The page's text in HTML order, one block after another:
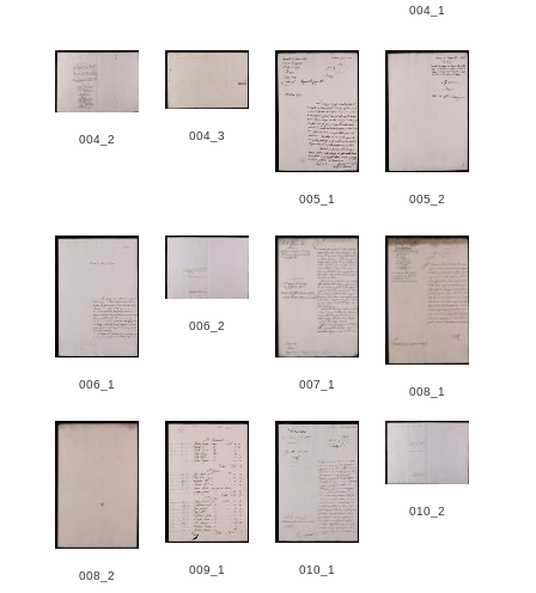
004_1
004_2 004_3
005_1 005_2
006_1
006_2
007_1
008_1
008_2 009_1 010_1
010_2